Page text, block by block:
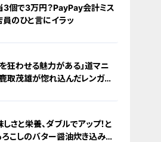
3個で3万円？PayPay会計ミス
員のひと言にイラッ
を狂わせる魅力がある」道マニ
鹿取茂雄が惚れ込んだレンガの
さと栄養、ダブルでアップ！と
ろこしのバター醤油炊き込みご